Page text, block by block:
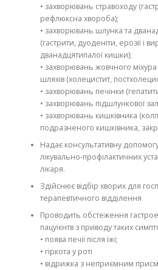
• захворювань стравоходу
рефлюксна хвороба);
• захворювань шлунка та
(гастрити, дуоденіти, ерозії і
дванадцятипалої кишки);
• захворювань жовчного
шляхів (холецистит,
• захворювань печінки
• захворювань підшлункової
• захворювань кишківника
подразненого кишківника,
Надає консультативну
лікувально-профілактичних
лікаря.
Здійснює відбір хворих для
терапевтичного відділення
Проводить обстеження
пацуієнтв з приводу таких
• поява печії після їжі;
• гіркота у роті
• відрижка з неприємним